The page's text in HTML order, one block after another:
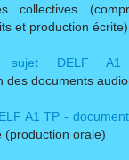
collectives
et production écrite)
sujet DELF
des documents audio
A1 TP -
(production orale)